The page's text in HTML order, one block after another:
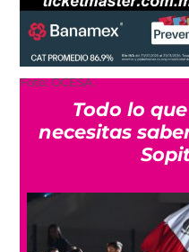
Foto: OCESA.
Todo lo
necesitas